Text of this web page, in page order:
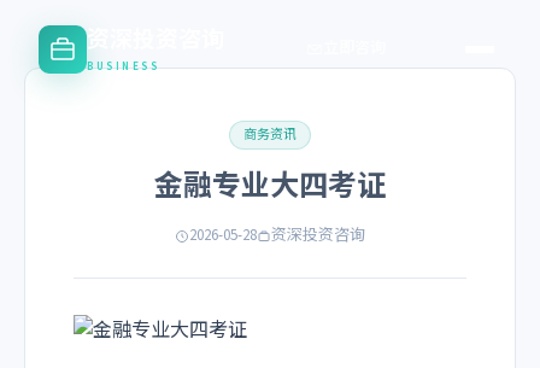
资深投资咨询
BUSINESS
商务资讯
金融专业大四考证
2026-05-28 资深投资咨询